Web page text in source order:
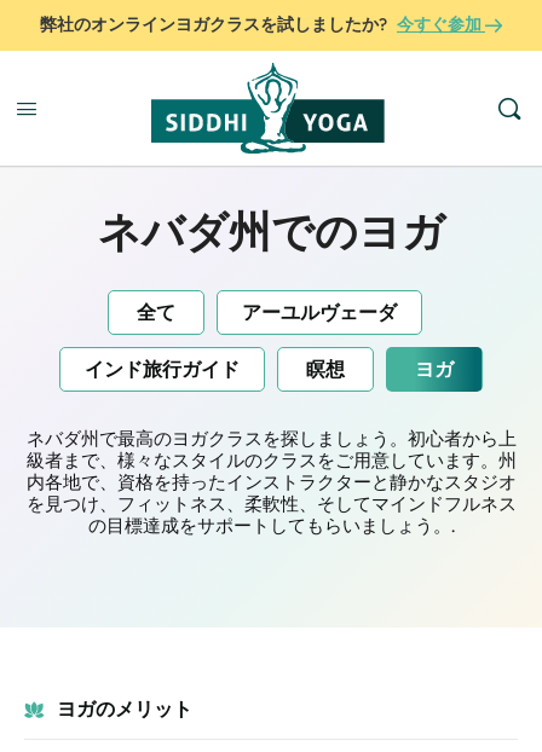
弊社のオンラインヨガクラスを試しましたか? 今すぐ参加
ネバダ州でのヨガ
全て アーユルヴェーダ
インド旅行ガイド 瞑想 ヨガ
ネバダ州で最高のヨガクラスを探しましょう。初心者から上
級者まで、様々なスタイルのクラスをご用意しています。州
内各地で、資格を持ったインストラクターと静かなスタジオ
を見つけ、フィットネス、柔軟性、そしてマインドフルネス
の目標達成をサポートしてもらいましょう。.
ヨガのメリット